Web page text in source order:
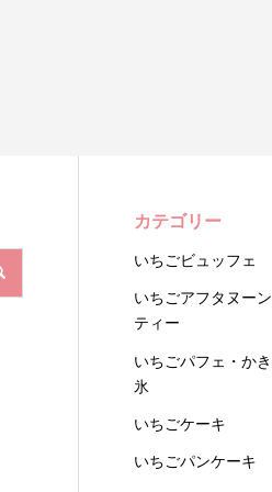
カテゴリー
いちごビュッフェ
いちごアフタヌーン
ティー
いちごパフェ・かき
氷
いちごケーキ
いちごパンケーキ